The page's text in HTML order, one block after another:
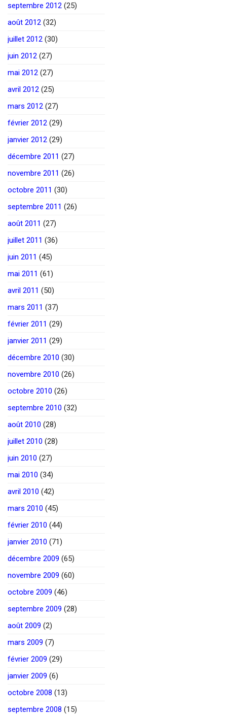
septembre 2012 (25)
août 2012 (32)
juillet 2012 (30)
juin 2012 (27)
mai 2012 (27)
avril 2012 (25)
mars 2012 (27)
février 2012 (29)
janvier 2012 (29)
décembre 2011 (27)
novembre 2011 (26)
octobre 2011 (30)
septembre 2011 (26)
août 2011 (27)
juillet 2011 (36)
juin 2011 (45)
mai 2011 (61)
avril 2011 (50)
mars 2011 (37)
février 2011 (29)
janvier 2011 (29)
décembre 2010 (30)
novembre 2010 (26)
octobre 2010 (26)
septembre 2010 (32)
août 2010 (28)
juillet 2010 (28)
juin 2010 (27)
mai 2010 (34)
avril 2010 (42)
mars 2010 (45)
février 2010 (44)
janvier 2010 (71)
décembre 2009 (65)
novembre 2009 (60)
octobre 2009 (46)
septembre 2009 (28)
août 2009 (2)
mars 2009 (7)
février 2009 (29)
janvier 2009 (6)
octobre 2008 (13)
septembre 2008 (15)